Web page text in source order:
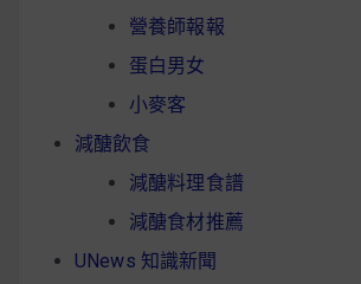
營養師報報
蛋白男女
小麥客
減醣飲食
減醣料理食譜
減醣食材推薦
UNews 知識新聞